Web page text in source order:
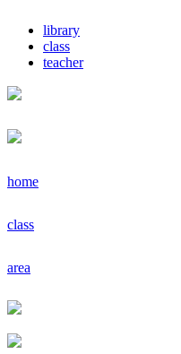
library
class
teacher
home
class
area